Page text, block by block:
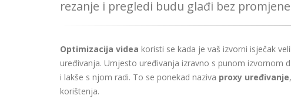
rezanje i pregledi budu glađi bez
Optimizacija videa koristi se kada je vaš izvorni isječak
uređivanja. Umjesto uređivanja izravno s punom izvornom
i lakše s njom radi. To se ponekad naziva proxy uređivanje
korištenja.